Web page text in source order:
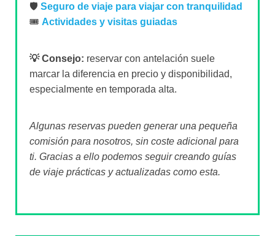
🛡️ Seguro de viaje para viajar con tranquilidad
🎟️ Actividades y visitas guiadas
💡 Consejo: reservar con antelación suele
marcar la diferencia en precio y disponibilidad,
especialmente en temporada alta.
Algunas reservas pueden generar una pequeña
comisión para nosotros, sin coste adicional para
ti. Gracias a ello podemos seguir creando guías
de viaje prácticas y actualizadas como esta.